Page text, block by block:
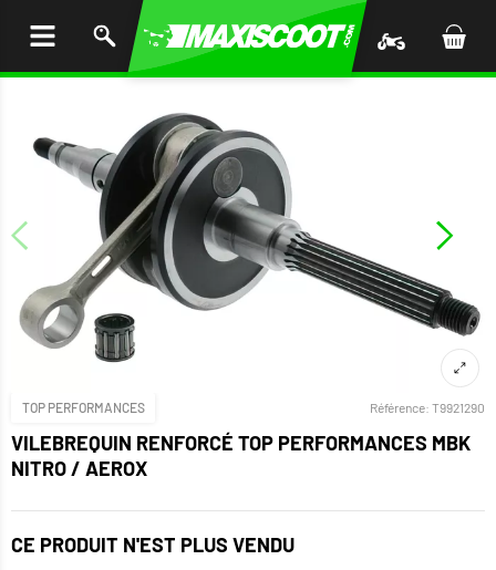
TOP PERFORMANCES Référence: T9921290
VILEBREQUIN RENFORCÉ TOP PERFORMANCES MBK
NITRO / AEROX
CE PRODUIT N'EST PLUS VENDU